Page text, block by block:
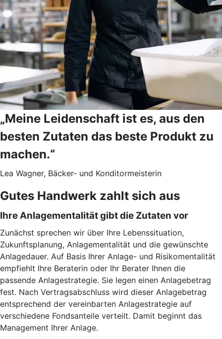
„Meine Leidenschaft ist es, aus den
besten Zutaten das beste Produkt zu
machen.“
Lea Wagner, Bäcker- und Konditormeisterin
Gutes Handwerk zahlt sich aus
Ihre Anlagementalität gibt die Zutaten vor
Zunächst sprechen wir über Ihre Lebenssituation,
Zukunftsplanung, Anlagementalität und die gewünschte
Anlagedauer. Auf Basis Ihrer Anlage- und Risikomentalität
empfiehlt Ihre Beraterin oder Ihr Berater Ihnen die
passende Anlagestrategie. Sie legen einen Anlagebetrag
fest. Nach Vertragsabschluss wird dieser Anlagebetrag
entsprechend der vereinbarten Anlagestrategie auf
verschiedene Fondsanteile verteilt. Damit beginnt das
Management Ihrer Anlage.